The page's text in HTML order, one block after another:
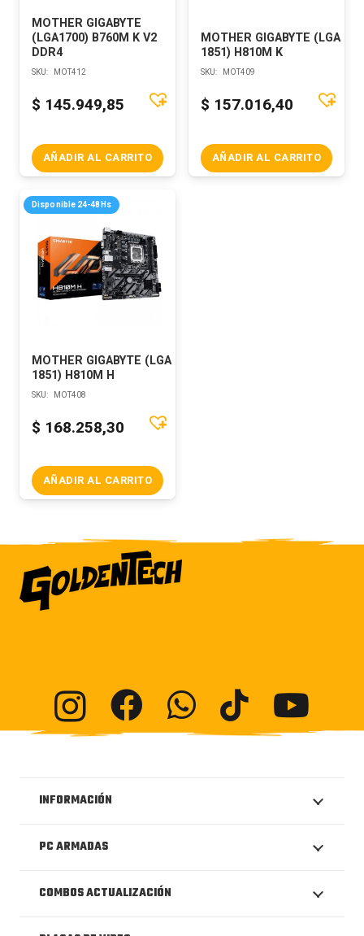
MOTHER GIGABYTE
(LGA1700) B760M K V2
DDR4
SKU: MOT412
$ 145.949,85
AÑADIR AL CARRITO
MOTHER GIGABYTE (LGA
1851) H810M K
SKU: MOT409
$ 157.016,40
AÑADIR AL CARRITO
Disponible 24-48Hs
MOTHER GIGABYTE (LGA
1851) H810M H
SKU: MOT408
$ 168.258,30
AÑADIR AL CARRITO
INFORMACIÓN
PC ARMADAS
COMBOS ACTUALIZACIÓN